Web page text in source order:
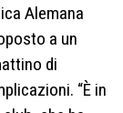
Alemana
a un
di
“È in